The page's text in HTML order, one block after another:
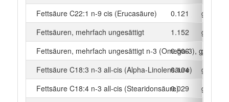
Fettsäure C22:1 n-9 cis (Erucasäure)
0.121
g
Fettsäuren, mehrfach ungesättigt
1.152
g
Fettsäuren, mehrfach ungesättigt n-3 (Omega-3), gesamt
0.506
g
Fettsäure C18:3 n-3 all-cis (Alpha-Linolensäure)
0.104
g
Fettsäure C18:4 n-3 all-cis (Stearidonsäure)0.029
g